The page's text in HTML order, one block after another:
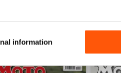
information